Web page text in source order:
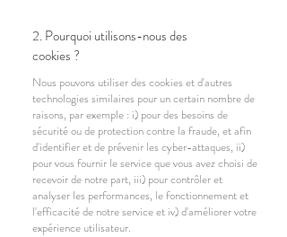
2. Pourquoi utilisons-nous des
cookies ?
Nous pouvons utiliser des cookies et d'autres
technologies similaires pour un certain nombre de
raisons, par exemple : i) pour des besoins de
sécurité ou de protection contre la fraude, et afin
d'identifier et de prévenir les cyber-attaques, ii)
pour vous fournir le service que vous avez choisi de
recevoir de notre part, iii) pour contrôler et
analyser les performances, le fonctionnement et
l'efficacité de notre service et iv) d'améliorer votre
expérience utilisateur.